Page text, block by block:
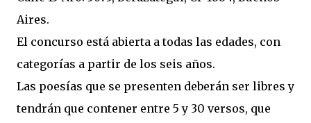
Aires.
El concurso está abierta a todas las edades, con
categorías a partir de los seis años.
Las poesías que se presenten deberán ser libres y
tendrán que contener entre 5 y 30 versos, que